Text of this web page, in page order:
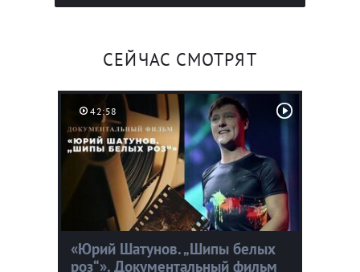
СЕЙЧАС СМОТРЯТ
42:58
«Юрий Шатунов. „Шипы белых
роз“». Документальный фильм